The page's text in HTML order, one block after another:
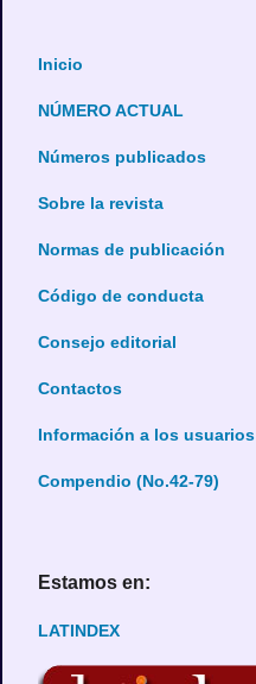
Inicio
NÚMERO ACTUAL
Números publicados
Sobre la revista
Normas de publicación
Código de conducta
Consejo editorial
Contactos
Información a los usuarios
Compendio (No.42-79)
Estamos en:
LATINDEX